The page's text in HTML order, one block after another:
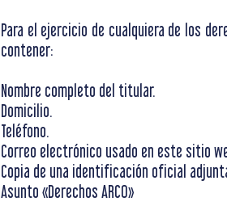
Para el ejercicio de cualquiera de los
contener:
Nombre completo del titular.
Domicilio.
Teléfono.
Correo electrónico usado en este sitio
Copia de una identificación oficial
Asunto «Derechos ARCO»